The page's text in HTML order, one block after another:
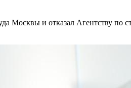
и отказал Агентству по